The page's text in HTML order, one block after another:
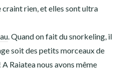
craint rien, et elles sont ultra
. Quand on fait du snorkeling, il
soit des petits morceaux de
Raiatea nous avons même